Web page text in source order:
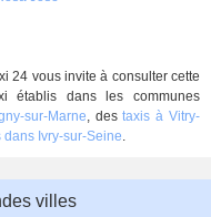
24 vous invite à consulter cette
établis dans les communes
sur-Marne, destaxis à Vitry-
dans Ivry-sur-Seine.
villes